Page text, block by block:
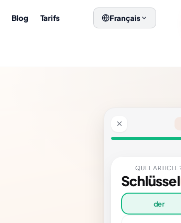
Français
Blog Tarifs